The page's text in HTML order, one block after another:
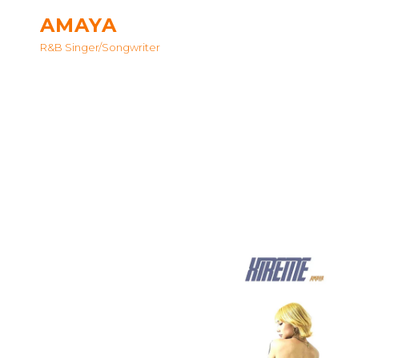
AMAYA
R&B Singer/songwriter